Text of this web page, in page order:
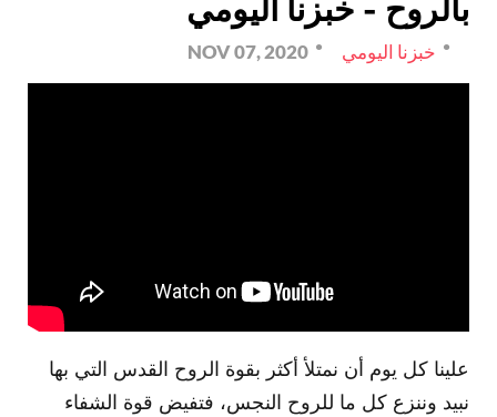
بالروح - خبزنا اليومي
خبزنا اليومي NOV 07, 2020
علينا كل يوم أن نمتلأ أكثر بقوة الروح القدس التي بها
نبيد وننزع كل ما للروح النجس، فتفيض قوة الشفاء